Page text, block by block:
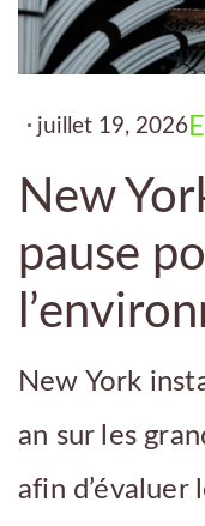
juillet 19, 2026
New
pause
New York
an sur les
afin d’évaluer